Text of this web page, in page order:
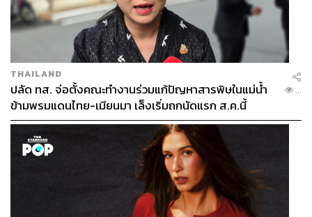
THAILAND
ปลัด ทส. จ่อตั้งคณะทำงานร่วมแก้ปัญหาสารพิษในแม่น้ำ
ข้ามพรมแดนไทย-เมียนมา เล็งเริ่มถกนัดแรก ส.ค.นี้
...